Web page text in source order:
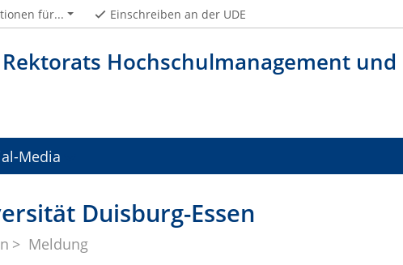
Rektorats Hochschulmanagement
für... Einschreiben an der UDE
Media
Duisburg-Essen
Meldung